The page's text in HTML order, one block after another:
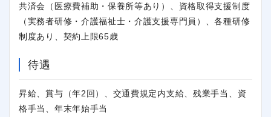
共済会（医療費補助・保養所等あり）、資格取得支援制度
（実務者研修・介護福祉士・介護支援専門員）、各種研修
制度あり、契約上限65歳
待遇
昇給、賞与（年2回）、交通費規定内支給、残業手当、資
格手当、年末年始手当